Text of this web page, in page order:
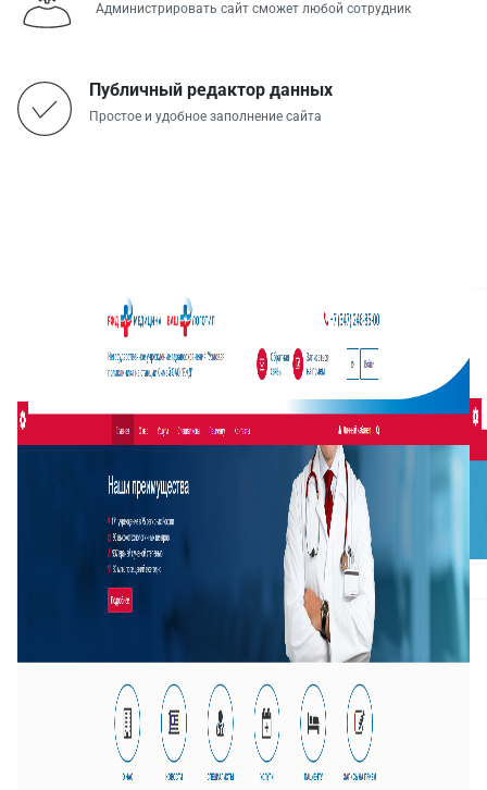
Администрировать сайт сможет любой сотрудник
Публичный редактор данных
Простое и удобное заполнение сайта